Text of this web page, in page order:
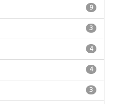
9
3
4
4
3